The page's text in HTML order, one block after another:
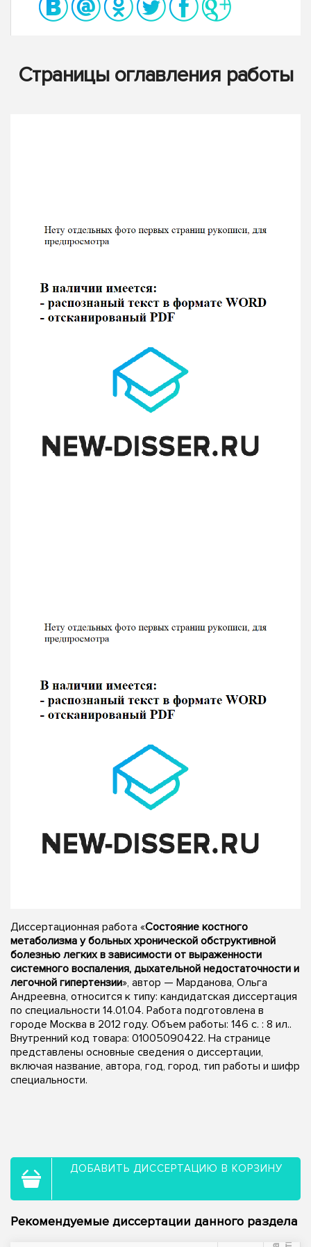
Страницы оглавления работы
Диссертационная работа «Состояние костного
метаболизма у больных хронической обструктивной
болезнью легких в зависимости от выраженности
системного воспаления, дыхательной недостаточности и
легочной гипертензии», автор — Марданова, Ольга
Андреевна, относится к типу: кандидатская диссертация
по специальности 14.01.04. Работа подготовлена в
городе Москва в 2012 году. Объем работы: 146 с. : 8 ил..
Внутренний код товара: 01005090422. На странице
представлены основные сведения о диссертации,
включая название, автора, год, город, тип работы и шифр
специальности.
ДОБАВИТЬ ДИССЕРТАЦИЮ В КОРЗИНУ
Рекомендуемые диссертации данного раздела